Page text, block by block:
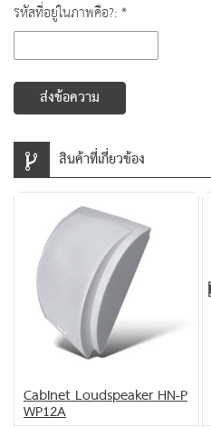
รหัสที่อยู่ในภาพคือ?: *
ส่งข้อความ
สินค้าที่เกี่ยวข้อง
Cabinet Loudspeaker HN-P
WP12A